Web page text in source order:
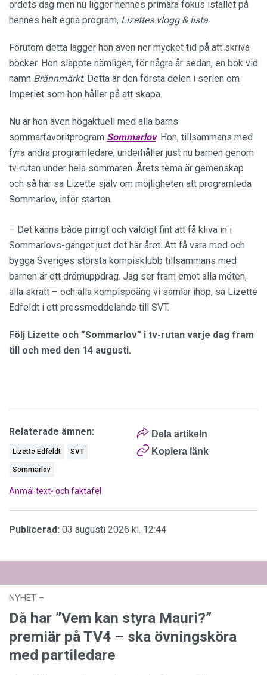
ordets dag men nu ligger hennes primära fokus istället på
hennes helt egna program, Lizettes vlogg & lista.
Förutom detta lägger hon även ner mycket tid på att skriva
böcker. Hon släppte nämligen, för några år sedan, en bok vid
namn Brännmärkt. Detta är den första delen i serien om
Imperiet som hon håller på att skapa.
Nu är hon även högaktuell med alla barns
sommarfavoritprogram Sommarlov. Hon, tillsammans med
fyra andra programledare, underhåller just nu barnen genom
tv-rutan under hela sommaren. Årets tema är gemenskap
och så här sa Lizette själv om möjligheten att programleda
Sommarlov, inför starten.
– Det känns både pirrigt och väldigt fint att få kliva in i
Sommarlovs-gänget just det här året. Att få vara med och
bygga Sveriges största kompisklubb tillsammans med
barnen är ett drömuppdrag. Jag ser fram emot alla möten,
alla skratt – och alla kompispoäng vi samlar ihop, sa Lizette
Edfeldt i ett pressmeddelande till SVT.
Följ Lizette och ”Sommarlov” i tv-rutan varje dag fram
till och med den 14 augusti.
Dela artikeln
Kopiera länk
Relaterade ämnen:
Lizette Edfeldt SVT
Sommarlov
Anmäl text- och faktafel
Publicerad: 03 augusti 2026 kl. 12:44
NYHET –
Då har ”Vem kan styra Mauri?”
premiär på TV4 – ska övningsköra
med partiledare